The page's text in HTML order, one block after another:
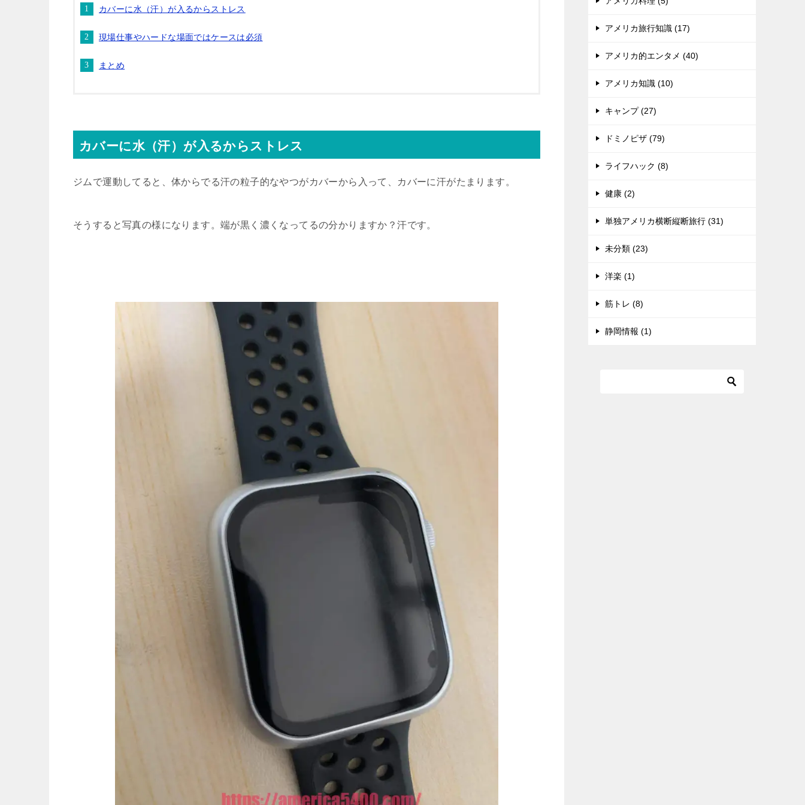
カバーに水（汗）が入るからストレス
現場仕事やハードな場面ではケースは必須
まとめ
カバーに水（汗）が入るからストレス
ジムで運動してると、体からでる汗の粒子的なやつがカバーから入って、カバーに汗がたまります。
そうすると写真の様になります。端が黒く濃くなってるの分かりますか？汗です。
アメリカ旅行知識 (17)
アメリカ的エンタメ (40)
アメリカ知識 (10)
キャンプ (27)
ドミノピザ (79)
ライフハック (8)
健康 (2)
単独アメリカ横断縦断旅行 (31)
未分類 (23)
洋楽 (1)
筋トレ (8)
静岡情報 (1)